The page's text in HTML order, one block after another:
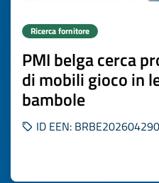
Ricerca fornitore
PMI belga cerca
di mobili gioco in
bambole
ID EEN: